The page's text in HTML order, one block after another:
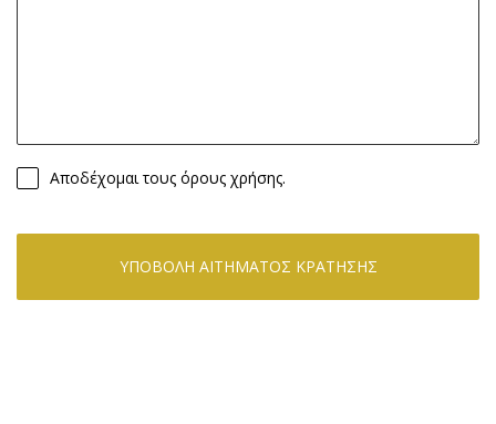
Αποδέχομαι τους όρους χρήσης.
ΥΠΟΒΟΛΗ ΑΙΤΗΜΑΤΟΣ ΚΡΑΤΗΣΗΣ